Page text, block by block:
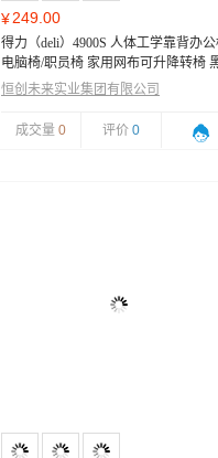
¥249.00
得力（deli）4900S 人体工学靠背办
电脑椅/职员椅 家用网布可升降转椅
恒创未来实业集团有限公司
成交量 0 评价 0